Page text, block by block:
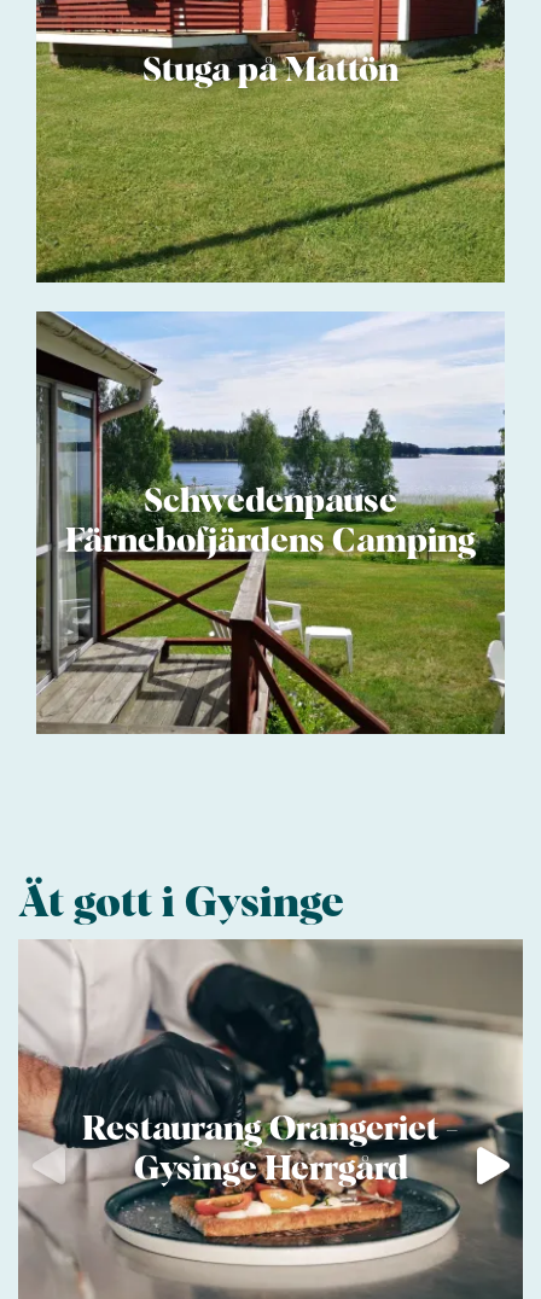
Stuga på Mattön
Schwedenpause
Färnebofjärdens Camping
Ät gott i Gysinge
Restaurang Orangeriet -
Gysinge Herrgård